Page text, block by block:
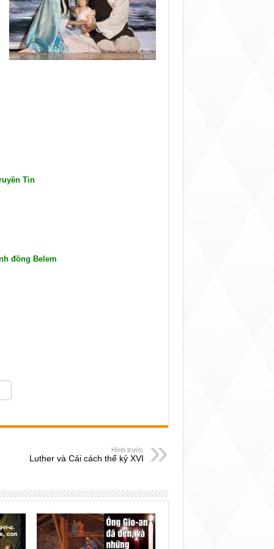
Tin
đồng Belem
Hình trước
Luther và Cải cách thế kỷ XVI